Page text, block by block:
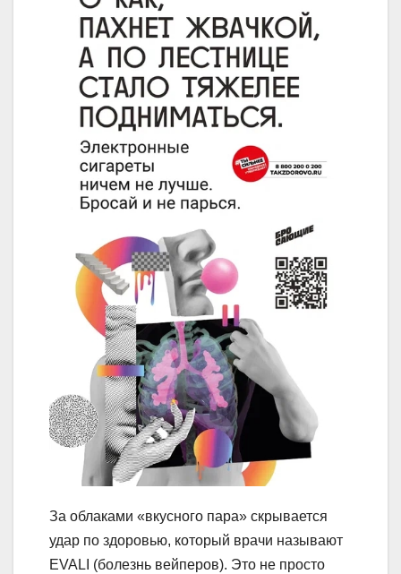
За облаками «вкусного пара» скрывается
удар по здоровью, который врачи называют
EVALI (болезнь вейперов). Это не просто